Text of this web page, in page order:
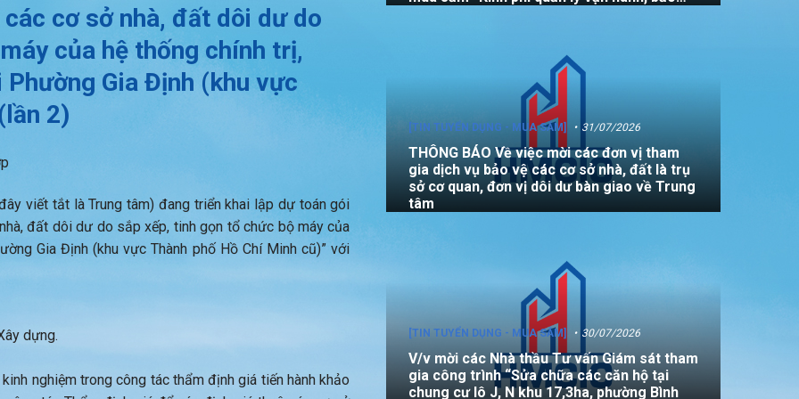
cơ sở nhà, đất dôi dư do
của hệ thống chính trị,
Gia Định (khu vực
2)
viết tắt là Trung tâm) đang triển khai lập dự toán gói
đất dôi dư do sắp xếp, tinh gọn tổ chức bộ máy của
Gia Định (khu vực Thành phố Hồ Chí Minh cũ)” với
dựng.
nghiệm trong công tác thẩm định giá tiến hành khảo
[TIN TUYỂN DỤNG - MUA SẮM] 31/07/2026
THÔNG BÁO Về việc mời các đơn vị tham
gia dịch vụ bảo vệ các cơ sở nhà, đất là trụ
sở cơ quan, đơn vị dôi dư bàn giao về Trung
tâm
[TIN TUYỂN DỤNG - MUA SẮM] 30/07/2026
V/v mời các Nhà thầu Tư vấn Giám sát tham
gia công trình “Sửa chữa các căn hộ tại
chung cư lô J, N khu 17,3ha, phường Bình